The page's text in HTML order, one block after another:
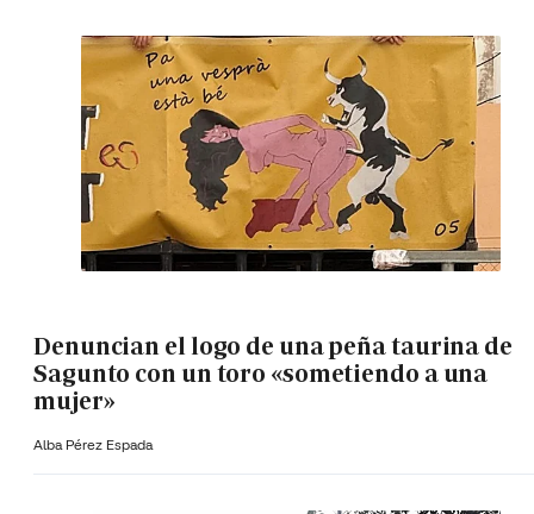
Denuncian el logo de una peña taurina de
Sagunto con un toro «sometiendo a una
mujer»
Alba Pérez Espada